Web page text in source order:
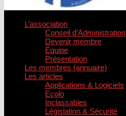
L’association
Conseil d’Administration
Devenir membre
Équipe
Présentation
Les membres (annuaire)
Les articles
Applications & Logiciels
Ecolo
Inclassables
Législation & Sécurité